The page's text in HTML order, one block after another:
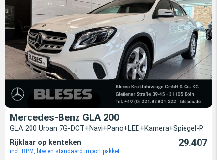
Mercedes-Benz GLA 200
GLA 200 Urban 7G-DCT+Navi+Pano+LED+Kamera+Spiegel-P
Rijklaar op kenteken
incl. BPM, btw en standaard import pakket
29.407